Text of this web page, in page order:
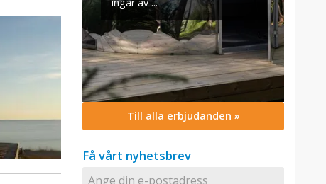
Till alla erbjudanden »
Få vårt nyhetsbrev